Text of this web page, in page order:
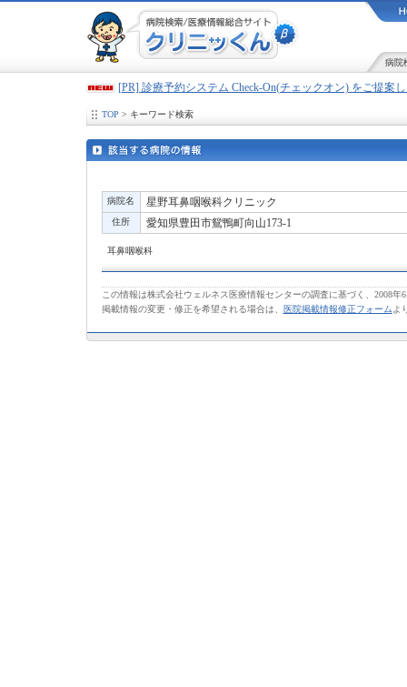
病院
[PR] 診療予約システム Check-On(チェックオン) をご提案
TOP > キーワード検索
病院名 星野耳鼻咽喉科クリニック
住所 愛知県豊田市鴛鴨町向山173-1
耳鼻咽喉科
この情報は株式会社ウェルネス医療情報センターの調査に基づく、2008年
掲載情報の変更・修正を希望される場合は、
医院掲載情報修正フォーム よ